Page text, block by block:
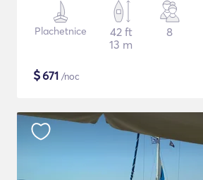
Plachetnice
42 ft
13 m
8
$671 /noc